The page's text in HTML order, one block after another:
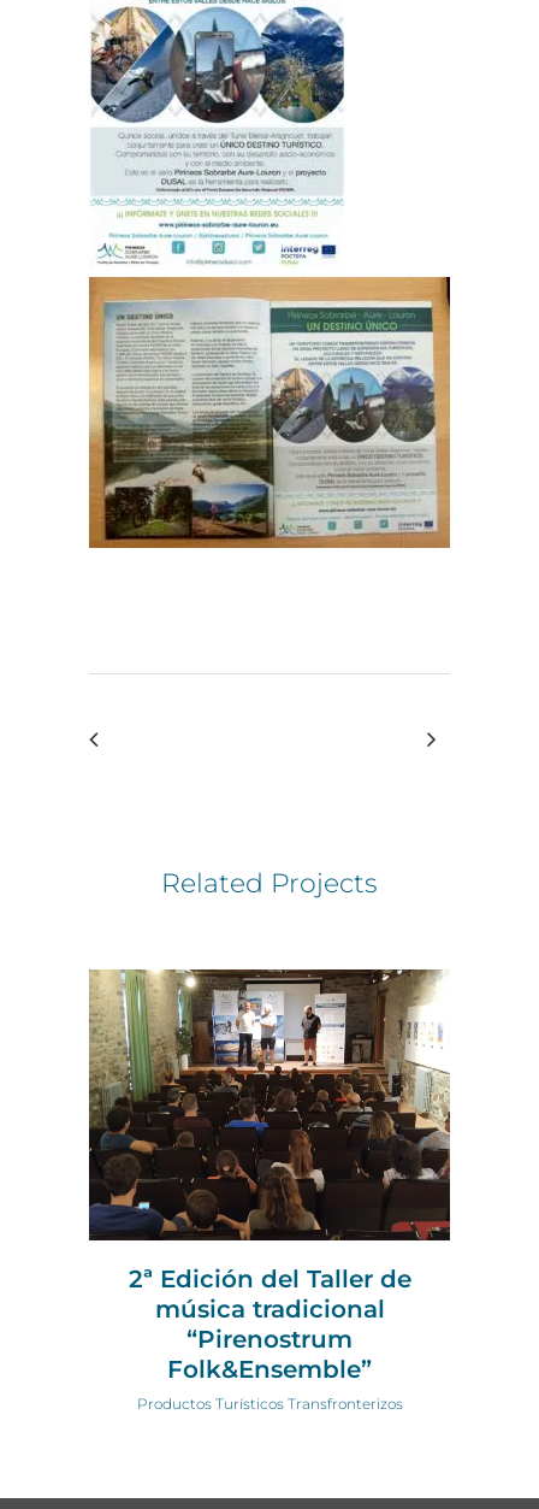
Related Projects
2ª Edición del Taller de
música tradicional
“Pirenostrum
Folk&Ensemble”
Productos Turísticos Transfronterizos